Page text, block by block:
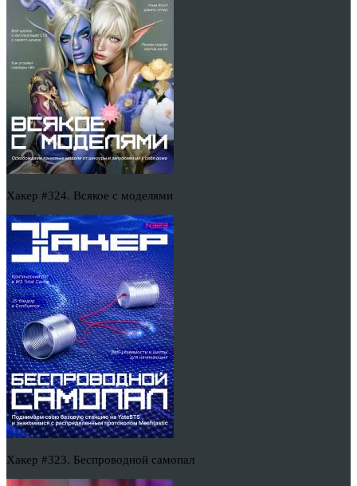
Хакер #324. Всякое с моделями
Хакер #323. Беспроводной самопал